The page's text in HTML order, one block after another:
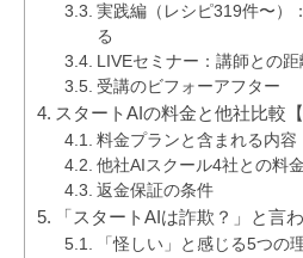
実践編（レシピ319件〜）
る
LIVEセミナー：講師との
受講のビフォーアフター
スタートAIの料金と他社比較
料金プランと含まれる内容
他社AIスクール4社との料
返金保証の条件
「スタートAIは詐欺？」と言
「怪しい」と感じる5つの